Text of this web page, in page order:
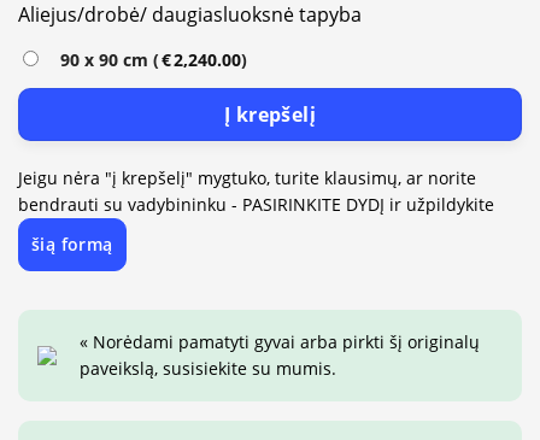
Aliejus/drobė/ daugiasluoksnė tapyba
90 x 90 cm (€2,240.00)
Į krepšelį
Jeigu nėra "į krepšelį" mygtuko, turite klausimų, ar norite
bendrauti su vadybininku - PASIRINKITE DYDĮ ir užpildykite
šią formą
« Norėdami pamatyti gyvai arba pirkti šį originalų
paveikslą, susisiekite su mumis.